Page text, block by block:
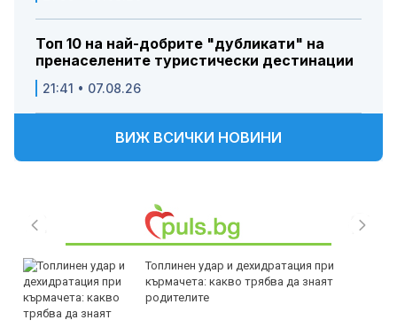
Топ 10 на най-добрите "дубликати" на
пренаселените туристически дестинации
21:41 • 07.08.26
ВИЖ ВСИЧКИ НОВИНИ
Топлинен удар и дехидратация при
кърмачета: какво трябва да знаят
родителите